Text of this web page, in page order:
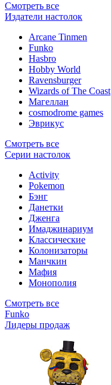
Смотреть все
Издатели настолок
Arcane Tinmen
Funko
Hasbro
Hobby World
Ravensburger
Wizards of The Coast
Магеллан
сosmodrome games
Эврикус
Смотреть все
Серии настолок
Activity
Pokemon
Бэнг
Данетки
Дженга
Имаджинариум
Классические
Колонизаторы
Манчкин
Мафия
Монополия
Смотреть все
Funko
Лидеры продаж